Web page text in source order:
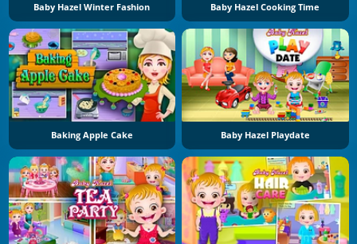
Baby Hazel Winter Fashion Baby Hazel Cooking Time
Baking Apple Cake Baby Hazel Playdate